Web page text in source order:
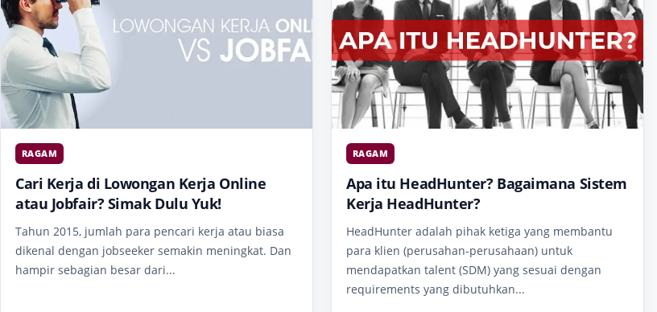
RAGAM
Cari Kerja di Lowongan Kerja Online
atau Jobfair? Simak Dulu Yuk!
Tahun 2015, jumlah para pencari kerja atau biasa
dikenal dengan jobseeker semakin meningkat. Dan
hampir sebagian besar dari...
RAGAM
Apa itu HeadHunter? Bagaimana Sistem
Kerja HeadHunter?
HeadHunter adalah pihak ketiga yang membantu
para klien (perusahan-perusahaan) untuk
mendapatkan talent (SDM) yang sesuai dengan
requirements yang dibutuhkan...